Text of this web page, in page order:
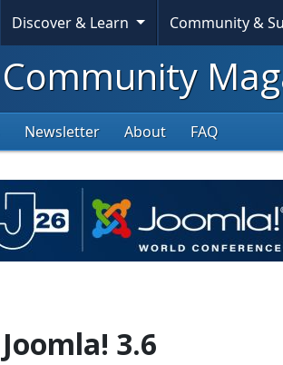
Discover & Learn Community &
Community
Newsletter About FAQ
3.6